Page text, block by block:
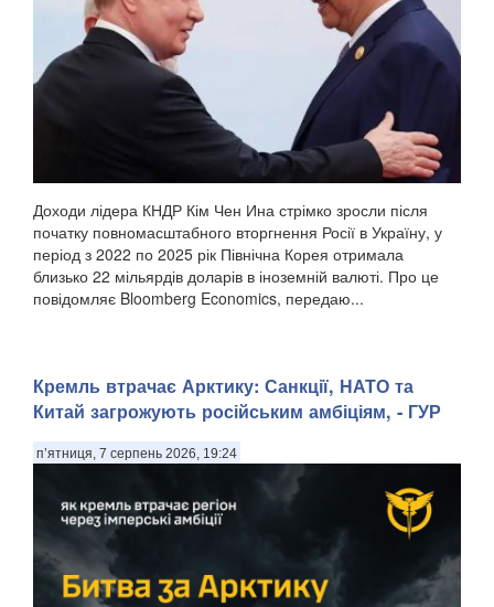
Доходи лідера КНДР Кім Чен Ина стрімко зросли після
початку повномасштабного вторгнення Росії в Україну, у
період з 2022 по 2025 рік Північна Корея отримала
близько 22 мільярдів доларів в іноземній валюті. Про це
повідомляє Bloomberg Economics, передаю...
Кремль втрачає Арктику: Санкції, НАТО та
Китай загрожують російським амбіціям, - ГУР
п’ятниця, 7 серпень 2026, 19:24